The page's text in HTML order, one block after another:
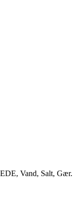
Vand, Salt, Gær.